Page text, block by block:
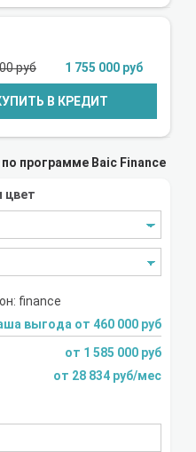
руб 1 755 000 руб
В КРЕДИТ
программе Baic Finance
цвет
выгода от 460 000 руб
от 1 585 000 руб
от 28 834 руб/мес